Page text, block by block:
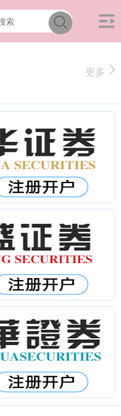
更多